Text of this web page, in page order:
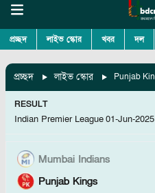
প্রচ্ছদ লাইভ স্কোর খবর দল
প্রচ্ছদ লাইভ স্কোর
RESULT
Indian Premier League01-Jun-2025
Mumbai Indians
Punjab Kings